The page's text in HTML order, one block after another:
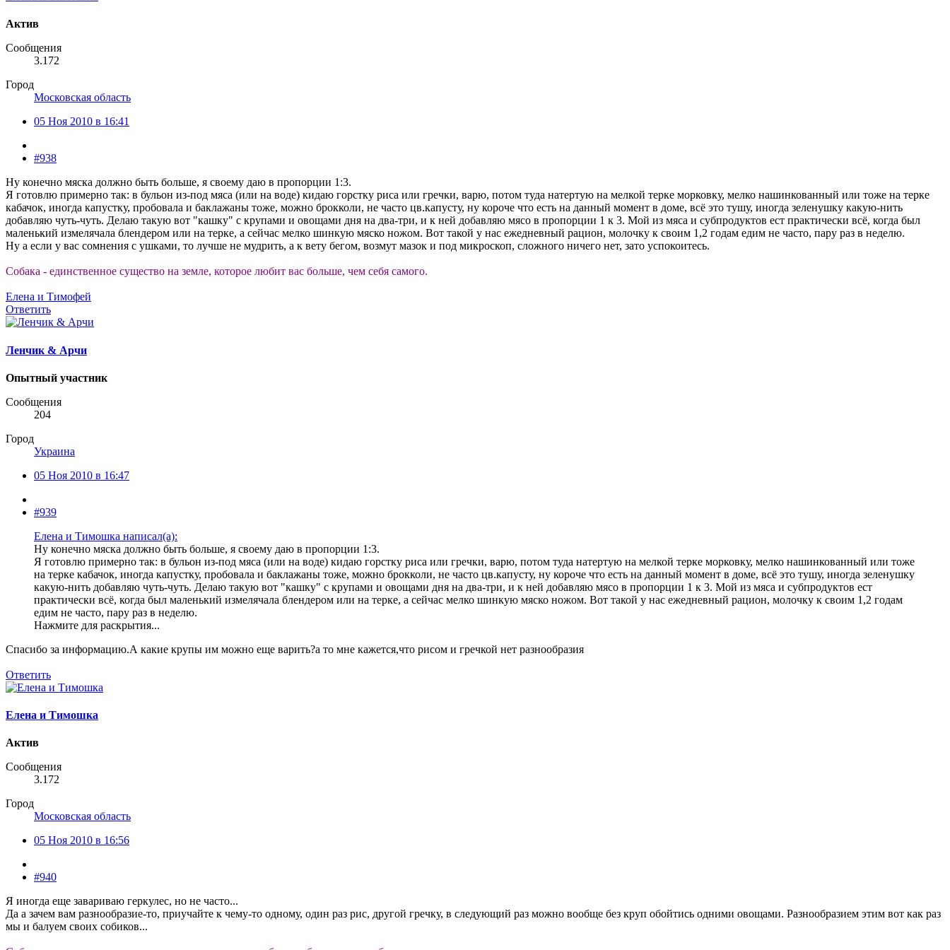
Актив
Сообщения
3.172
Город
Московская область
05 Ноя 2010 в 16:41
#938
Ну конечно мяска должно быть больше, я своему даю в пропорции 1:3.
Я готовлю примерно так: в бульон из-под мяса (или на воде) кидаю горстку риса или гречки, варю, потом туда натертую на мелкой терке морковку, мелко нашинкованный или тоже на терке
кабачок, иногда капустку, пробовала и баклажаны тоже, можно брокколи, не часто цв.капусту, ну короче что есть на данный момент в доме, всё это тушу, иногда зеленушку какую-нить
добавляю чуть-чуть. Делаю такую вот "кашку" с крупами и овощами дня на два-три, и к ней добавляю мясо в пропорции 1 к 3. Мой из мяса и субпродуктов ест практически всё, когда был
маленький измелячала блендером или на терке, а сейчас мелко шинкую мяско ножом. Вот такой у нас ежедневный рацион, молочку к своим 1,2 годам едим не часто, пару раз в неделю.
Ну а если у вас сомнения с ушками, то лучше не мудрить, а к вету бегом, возмут мазок и под микроскоп, сложного ничего нет, зато успокоитесь.
Собака - единственное существо на земле, которое любит вас больше, чем себя самого.
Елена и Тимофей
Ответить
Ленчик & Арчи
Опытный участник
Сообщения
204
Город
Украина
05 Ноя 2010 в 16:47
#939
Елена и Тимошка написал(а):
Ну конечно мяска должно быть больше, я своему даю в пропорции 1:3.
Я готовлю примерно так: в бульон из-под мяса (или на воде) кидаю горстку риса или гречки, варю, потом туда натертую на мелкой терке морковку, мелко нашинкованный или тоже
на терке кабачок, иногда капустку, пробовала и баклажаны тоже, можно брокколи, не часто цв.капусту, ну короче что есть на данный момент в доме, всё это тушу, иногда зеленушку
какую-нить добавляю чуть-чуть. Делаю такую вот "кашку" с крупами и овощами дня на два-три, и к ней добавляю мясо в пропорции 1 к 3. Мой из мяса и субпродуктов ест
практически всё, когда был маленький измелячала блендером или на терке, а сейчас мелко шинкую мяско ножом. Вот такой у нас ежедневный рацион, молочку к своим 1,2 годам
едим не часто, пару раз в неделю.
Нажмите для раскрытия...
Спасибо за информацию.А какие крупы им можно еще варить?а то мне кажется,что рисом и гречкой нет разнообразия
Ответить
Елена и Тимошка
Актив
Сообщения
3.172
Город
Московская область
05 Ноя 2010 в 16:56
#940
Я иногда еще завариваю геркулес, но не часто...
Да а зачем вам разнообразие-то, приучайте к чему-то одному, один раз рис, другой гречку, в следующий раз можно вообще без круп обойтись одними овощами. Разнообразием этим вот как раз
мы и балуем своих собиков...